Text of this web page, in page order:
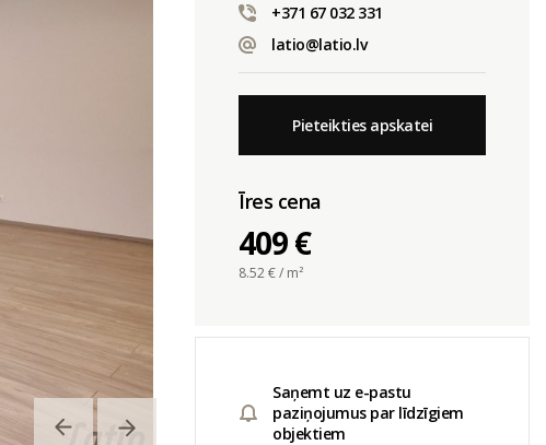
+371 67 032 331
latio@latio.lv
Pieteikties apskatei
Īres cena
409 €
8.52€ / m²
Saņemt uz e-pastu
paziņojumus par līdzīgiem
objektiem